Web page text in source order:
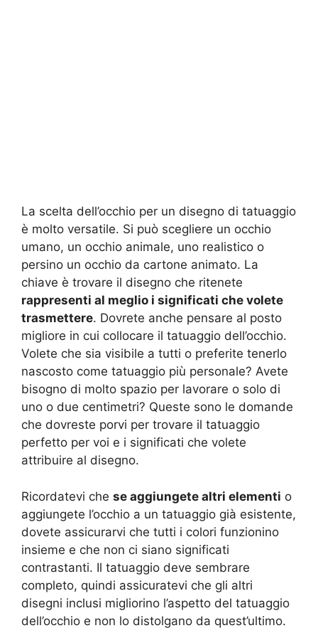
La scelta dell’occhio per un disegno di tatuaggio
è molto versatile. Si può scegliere un occhio
umano, un occhio animale, uno realistico o
persino un occhio da cartone animato. La
chiave è trovare il disegno che ritenete
rappresenti al meglio i significati che volete
trasmettere. Dovrete anche pensare al posto
migliore in cui collocare il tatuaggio dell’occhio.
Volete che sia visibile a tutti o preferite tenerlo
nascosto come tatuaggio più personale? Avete
bisogno di molto spazio per lavorare o solo di
uno o due centimetri? Queste sono le domande
che dovreste porvi per trovare il tatuaggio
perfetto per voi e i significati che volete
attribuire al disegno.
Ricordatevi che se aggiungete altri elementi o
aggiungete l’occhio a un tatuaggio già esistente,
dovete assicurarvi che tutti i colori funzionino
insieme e che non ci siano significati
contrastanti. Il tatuaggio deve sembrare
completo, quindi assicuratevi che gli altri
disegni inclusi migliorino l’aspetto del tatuaggio
dell’occhio e non lo distolgano da quest’ultimo.